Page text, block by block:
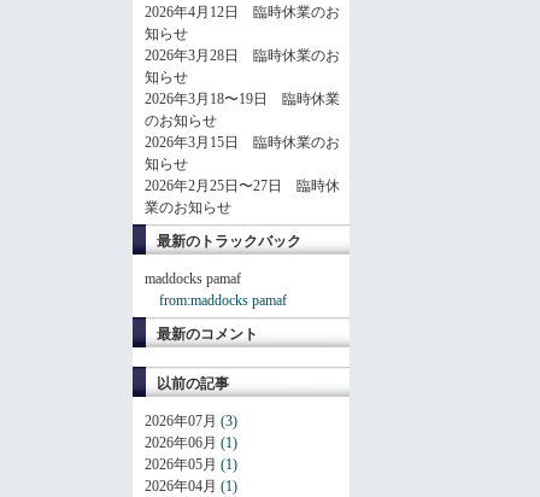
2026年4月12日 臨時休業のお
知らせ
2026年3月28日 臨時休業のお
知らせ
2026年3月18〜19日 臨時休業
のお知らせ
2026年3月15日 臨時休業のお
知らせ
2026年2月25日〜27日 臨時休
業のお知らせ
最新のトラックバック
maddocks pamaf
from:maddocks pamaf
最新のコメント
以前の記事
2026年07月 (3)
2026年06月 (1)
2026年05月 (1)
2026年04月 (1)